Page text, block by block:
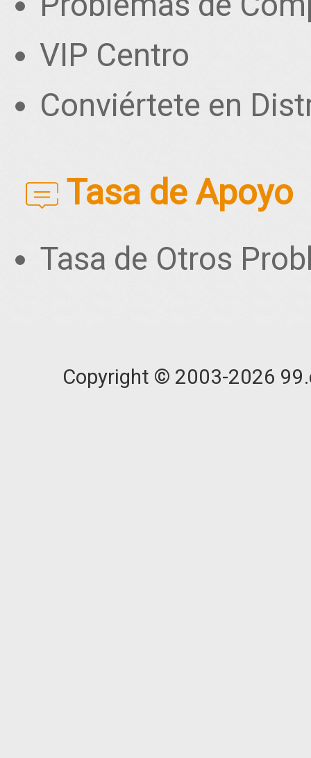
VIP Centro
Conviértete en
Tasa de Apoyo
Tasa de Otros
Copyright © 2003-2026